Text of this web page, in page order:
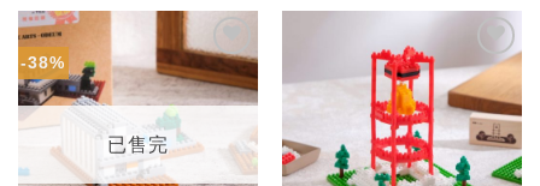
-38%
加入
「願
望輕
已售完
加入
望輕
單」